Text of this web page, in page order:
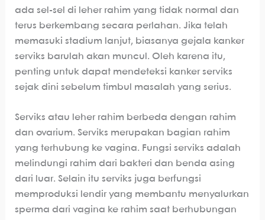
ada sel-sel di leher rahim yang tidak normal dan
terus berkembang secara perlahan. Jika telah
memasuki stadium lanjut, biasanya gejala kanker
serviks barulah akan muncul. Oleh karena itu,
penting untuk dapat mendeteksi kanker serviks
sejak dini sebelum timbul masalah yang serius.
Serviks atau leher rahim berbeda dengan rahim
dan ovarium. Serviks merupakan bagian rahim
yang terhubung ke vagina. Fungsi serviks adalah
melindungi rahim dari bakteri dan benda asing
dari luar. Selain itu serviks juga berfungsi
memproduksi lendir yang membantu menyalurkan
sperma dari vagina ke rahim saat berhubungan